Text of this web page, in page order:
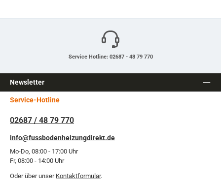
Service Hotline: 02687 - 48 79 770
Newsletter
Service-Hotline
02687 / 48 79 770
info@fussbodenheizungdirekt.de
Mo-Do, 08:00 - 17:00 Uhr
Fr, 08:00 - 14:00 Uhr
Oder über unser Kontaktformular.